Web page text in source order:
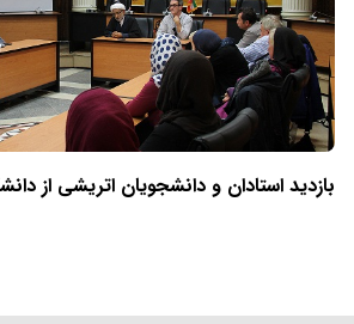
بازدید استادان و دانشجویان اتریشی از